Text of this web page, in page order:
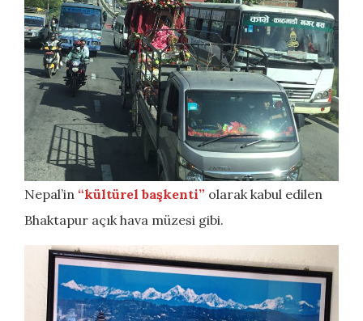
Nepal’in “kültürel başkenti” olarak kabul edilen
Bhaktapur açık hava müzesi gibi.